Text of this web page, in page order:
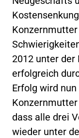
2012 unter der
erfolgreich
Erfolg wird
dass alle drei
wieder unter